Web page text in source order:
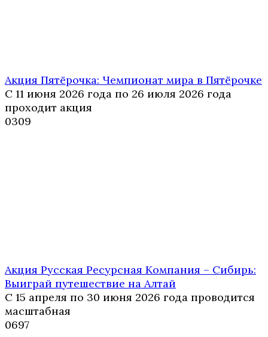
Акция Пятёрочка: Чемпионат мира в Пятёрочке
С 11 июня 2026 года по 26 июля 2026 года
проходит акция
0309
Акция Русская Ресурсная Компания – Сибирь:
Выиграй путешествие на Алтай
С 15 апреля по 30 июня 2026 года проводится
масштабная
0697